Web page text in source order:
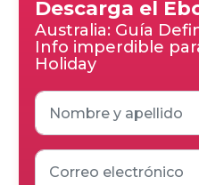
Descarga el
Australia: Guía
Info imperdible
Holiday